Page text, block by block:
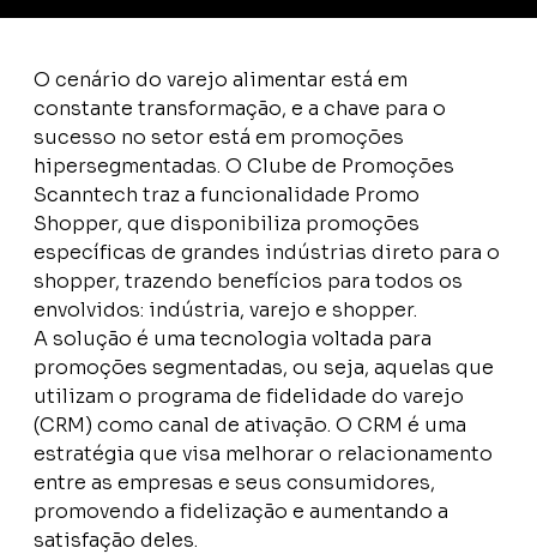
O cenário do varejo alimentar está em
constante transformação, e a chave para o
sucesso no setor está em promoções
hipersegmentadas. O Clube de Promoções
Scanntech traz a funcionalidade Promo
Shopper, que disponibiliza promoções
específicas de grandes indústrias direto para o
shopper, trazendo benefícios para todos os
envolvidos: indústria, varejo e shopper.
A solução é uma tecnologia voltada para
promoções segmentadas, ou seja, aquelas que
utilizam o programa de fidelidade do varejo
(CRM) como canal de ativação. O CRM é uma
estratégia que visa melhorar o relacionamento
entre as empresas e seus consumidores,
promovendo a fidelização e aumentando a
satisfação deles.